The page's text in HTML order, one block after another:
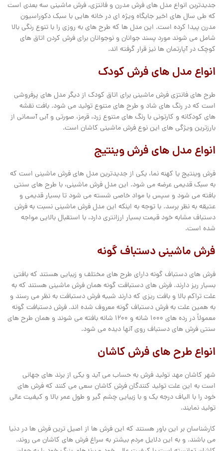
جدیدتربن انواع مدل های فرش مدرن و فانتزی، فرش ماشینی سه بعدی است
که طی سال های اخیر جایگاه ویژه ای در خانه هایی با سبک دکوراسیون
مدرن پیدا کرده است. این مدل ها که طرح های به روزی را با تنوع رنگی بالا
شامل می شوند مورد پسند جوانان و نوجوانان برای فرش کردن اتاق های
کوچک در آپارتمان ها نیز قرار گرفته اند.
انواع مدل های فرش کودک
طرح های فانتزی فرش ماشینی برای اتاق کودک از دیگر مدل های پرفروشی
است که در رنگ های شاد و طرح های متنوع تولید می شود. بافت نقشه
های کودکانه و کارتونی با رنگ های متنوع زرد، قرمز، صورتی و آبی آسمانی از
بارزترین ویژگی های این نوع فرش ماشینی کاشان است.
انواع مدل های فرش وینتیج
فرش وینتیج یا کهنه نما، یکی از جدیدترین مدل های فرش ماشینی است که
به سبک قدیمی عرضه می شود. این مدل فرش ماشینی، با طرح های سنتی
بافته می شود و سپس با مواد خاصی شسته می شود تا بسیار قدیمی و
عتیقه به نظر برسد. با توجه به اینکه این مدل فرش ماشینی نسبت به فرش
دستباف مشابه خود قیمت بسیار ارزانتری دارد، با استقبال بالایی مواجه
شده است.
فرش ماشینی دستباف گونه
فرش های دستباف گونه دارای طرح های مختلف و زیبایی هستند که بافتی
بسیار ریز دارند. فرش های دستبافت گونه همان فرش ماشینی هستند که به
علت تراکم بالا و بافت ریزی که دارند شبیه فرش ‌دستبافت به نظر می رسند و
به همین علت به فرش دستباف گونه معروف شده اند. فرش دستبافت گونه
معمولاً در رده های ۱۰۰۰ شانه و ۱۲۰۰ شانه بافته می شوند و همان طرح های
سنتی فرش های دستباف روی آنها دیده می شود.
انواع طرح های فرش کاشان
شهر کاشان مهد تولید فرش به حساب می آید و یکی از برند های جهانی
است به این علت تولید کنندگان فرش کاشان سعی می کنند که فرش های
خود را با الیاف درجه یک و با زیبایی چشم گیر و طول عمر بالا و کیفیت عالی
تولید نمایند.
کارشناسان بر این باور هستند که این فرش ها از اصیل ترین فرش ها در دنیا
می باشند. و به این دلایل مردم بیشتر به سراغ فرش های کاشان می روند.